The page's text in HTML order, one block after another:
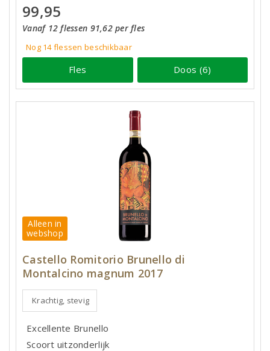
99,95
Vanaf 12 flessen 91,62 per fles
Nog 14flessenbeschikbaar
Fles Doos (6)
Alleen in
webshop
Castello Romitorio Brunello di
Montalcino magnum 2017
Krachtig, stevig
Excellente Brunello
Scoort uitzonderlijk